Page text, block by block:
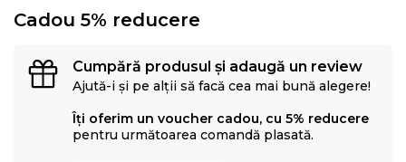
Cadou 5% reducere
Cumpără produsul și adaugă un review
Ajută-i și pe alții să facă cea mai bună alegere!
Îți oferim un voucher cadou, cu 5% reducere
pentru următoarea comandă plasată.